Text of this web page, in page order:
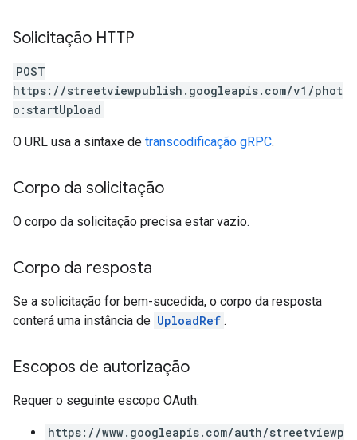
Solicitação HTTP
POST
https://streetviewpublish.googleapis.com/v1/phot
o:startUpload
O URL usa a sintaxe de transcodificação gRPC.
Corpo da solicitação
O corpo da solicitação precisa estar vazio.
Corpo da resposta
Se a solicitação for bem-sucedida, o corpo da resposta
conterá uma instância de UploadRef .
Escopos de autorização
Requer o seguinte escopo OAuth:
https://www.googleapis.com/auth/streetviewp